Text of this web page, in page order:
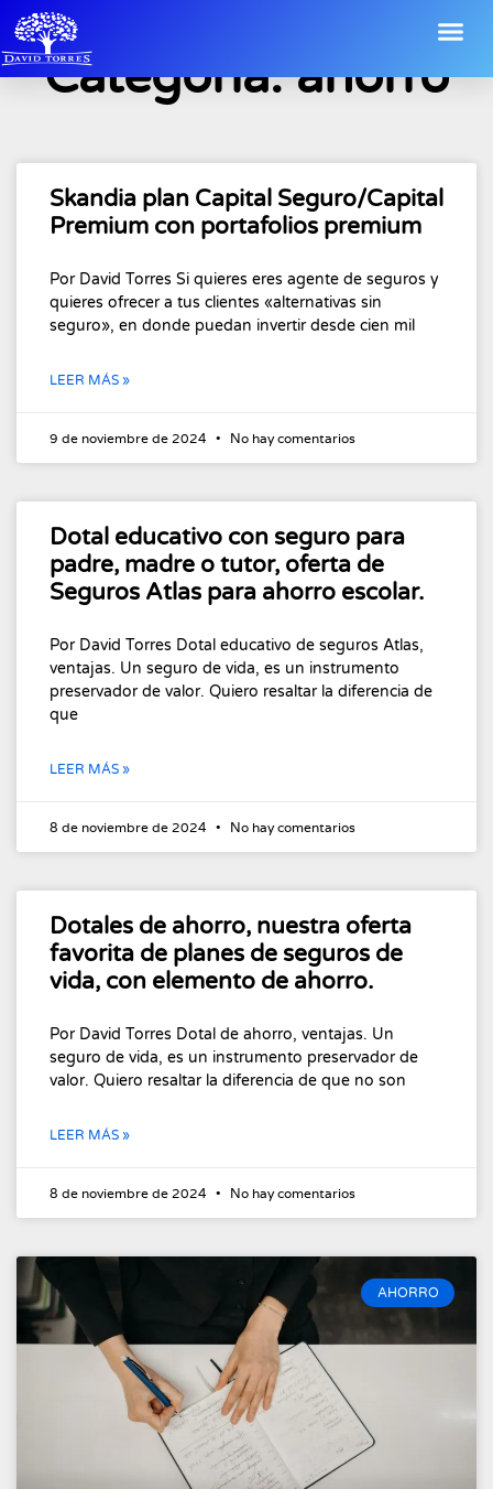
Categoría: ahorro
Skandia plan Capital Seguro/Capital
Premium con portafolios premium
Por David Torres Si quieres eres agente de seguros y
quieres ofrecer a tus clientes «alternativas sin
seguro», en donde puedan invertir desde cien mil
LEER MÁS »
9 de noviembre de 2024 No hay comentarios
Dotal educativo con seguro para
padre, madre o tutor, oferta de
Seguros Atlas para ahorro escolar.
Por David Torres Dotal educativo de seguros Atlas,
ventajas. Un seguro de vida, es un instrumento
preservador de valor. Quiero resaltar la diferencia de
que
LEER MÁS »
8 de noviembre de 2024 No hay comentarios
Dotales de ahorro, nuestra oferta
favorita de planes de seguros de
vida, con elemento de ahorro.
Por David Torres Dotal de ahorro, ventajas. Un
seguro de vida, es un instrumento preservador de
valor. Quiero resaltar la diferencia de que no son
LEER MÁS »
8 de noviembre de 2024 No hay comentarios
AHORRO